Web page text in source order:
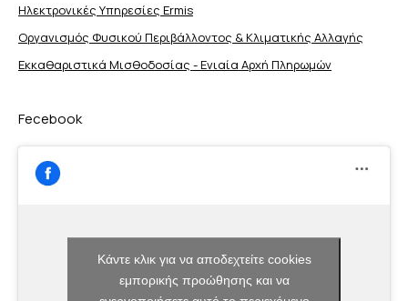
Ηλεκτρονικές Υπηρεσίες Ermis
Οργανισμός Φυσικού Περιβάλλοντος & Κλιματικής Aλλαγής
Εκκαθαριστικά Μισθοδοσίας - Ενιαία Αρχή Πληρωμών
Fecebook
Κάντε κλικ για να αποδεχτείτε cookies
εμπορικής προώθησης και να